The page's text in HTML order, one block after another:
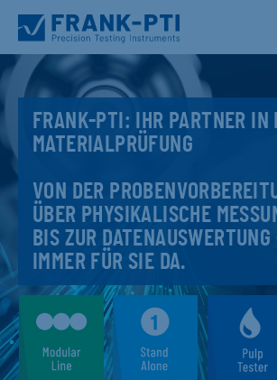
FRANK-PTI: IHR PARTNER IN
MATERIALPRÜFUNG
VON DER
ÜBER PHYSIKALISCHE
BIS ZUR
IMMER FÜR SIE DA.